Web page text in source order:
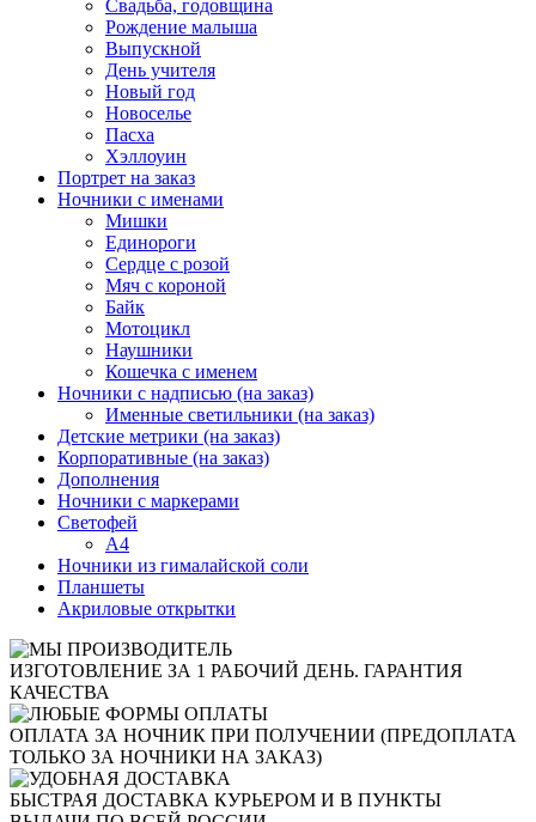
Свадьба, годовщина
Рождение малыша
Выпускной
День учителя
Новый год
Новоселье
Пасха
Хэллоуин
Портрет на заказ
Ночники с именами
Мишки
Единороги
Сердце с розой
Мяч с короной
Байк
Мотоцикл
Наушники
Кошечка с именем
Ночники с надписью (на заказ)
Именные светильники (на заказ)
Детские метрики (на заказ)
Корпоративные (на заказ)
Дополнения
Ночники с маркерами
Светофей
А4
Ночники из гималайской соли
Планшеты
Акриловые открытки
ИЗГОТОВЛЕНИЕ ЗА 1 РАБОЧИЙ ДЕНЬ. ГАРАНТИЯ
КАЧЕСТВА
ОПЛАТА ЗА НОЧНИК ПРИ ПОЛУЧЕНИИ (ПРЕДОПЛАТА
ТОЛЬКО ЗА НОЧНИКИ НА ЗАКАЗ)
БЫСТРАЯ ДОСТАВКА КУРЬЕРОМ И В ПУНКТЫ